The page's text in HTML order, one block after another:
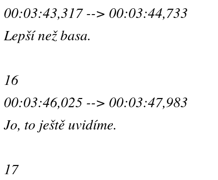
00:03:43,317 --> 00:03:44,733
Lepší než basa.
16
00:03:46,025 --> 00:03:47,983
Jo, to ještě uvidíme.
17